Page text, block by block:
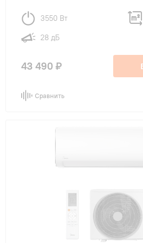
3550 Вт
28 дБ
43 490 ₽
Сравнить